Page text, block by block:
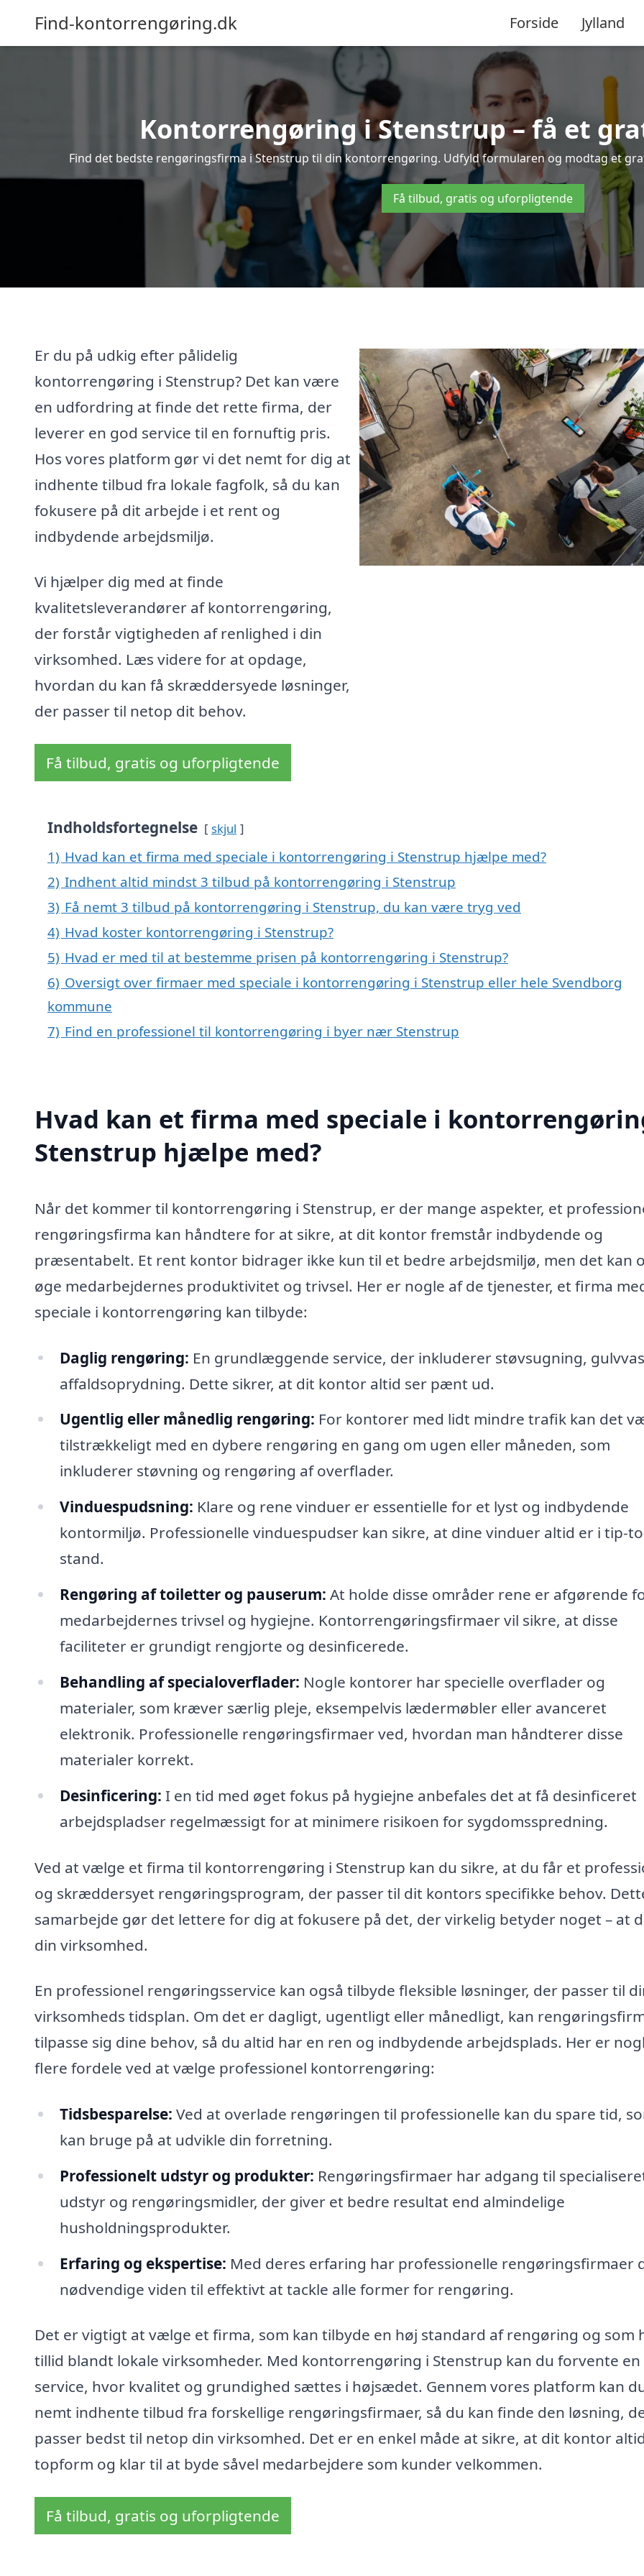
Find-kontorrengøring.dk Forside Jylland
Kontorrengøring i Stenstrup – få et
Find det bedste rengøringsfirma i Stenstrup til din kontorrengøring. Udfyld formularen og modtag et
Få tilbud, gratis og uforpligtende
Er du på udkig efter pålidelig
kontorrengøring i Stenstrup? Det kan være
en udfordring at finde det rette firma, der
leverer en god service til en fornuftig pris.
Hos vores platform gør vi det nemt for dig at
indhente tilbud fra lokale fagfolk, så du kan
fokusere på dit arbejde i et rent og
indbydende arbejdsmiljø.
Vi hjælper dig med at finde
kvalitetsleverandører af kontorrengøring,
der forstår vigtigheden af renlighed i din
virksomhed. Læs videre for at opdage,
hvordan du kan få skræddersyede løsninger,
der passer til netop dit behov.
Få tilbud, gratis og uforpligtende
Indholdsfortegnelse skjul
1) Hvad kan et firma med speciale i kontorrengøring i Stenstrup hjælpe med?
2) Indhent altid mindst 3 tilbud på kontorrengøring i Stenstrup
3) Få nemt 3 tilbud på kontorrengøring i Stenstrup, du kan være tryg ved
4) Hvad koster kontorrengøring i Stenstrup?
5) Hvad er med til at bestemme prisen på kontorrengøring i Stenstrup?
6) Oversigt over firmaer med speciale i kontorrengøring i Stenstrup eller hele Svendborg
kommune
7) Find en professionel til kontorrengøring i byer nær Stenstrup
Hvad kan et firma med speciale i
Stenstrup hjælpe med?
Når det kommer til kontorrengøring i Stenstrup, er der mange aspekter, et
rengøringsfirma kan håndtere for at sikre, at dit kontor fremstår indbydende og
præsentabelt. Et rent kontor bidrager ikke kun til et bedre arbejdsmiljø, men det kan
øge medarbejdernes produktivitet og trivsel. Her er nogle af de tjenester, et firma
speciale i kontorrengøring kan tilbyde:
Daglig rengøring: En grundlæggende service, der inkluderer støvsugning,
affaldsoprydning. Dette sikrer, at dit kontor altid ser pænt ud.
Ugentlig eller månedlig rengøring: For kontorer med lidt mindre trafik kan det
tilstrækkeligt med en dybere rengøring en gang om ugen eller måneden, som
inkluderer støvning og rengøring af overflader.
Vinduespudsning: Klare og rene vinduer er essentielle for et lyst og indbydende
kontormiljø. Professionelle vinduespudser kan sikre, at dine vinduer altid er i tip-
stand.
Rengøring af toiletter og pauserum: At holde disse områder rene er afgørende
medarbejdernes trivsel og hygiejne. Kontorrengøringsfirmaer vil sikre, at disse
faciliteter er grundigt rengjorte og desinficerede.
Behandling af specialoverflader: Nogle kontorer har specielle overflader og
materialer, som kræver særlig pleje, eksempelvis lædermøbler eller avanceret
elektronik. Professionelle rengøringsfirmaer ved, hvordan man håndterer disse
materialer korrekt.
Desinficering: I en tid med øget fokus på hygiejne anbefales det at få desinficeret
arbejdspladser regelmæssigt for at minimere risikoen for sygdomsspredning.
Ved at vælge et firma til kontorrengøring i Stenstrup kan du sikre, at du får et
og skræddersyet rengøringsprogram, der passer til dit kontors specifikke behov.
samarbejde gør det lettere for dig at fokusere på det, der virkelig betyder noget – at
din virksomhed.
En professionel rengøringsservice kan også tilbyde fleksible løsninger, der passer til
virksomheds tidsplan. Om det er dagligt, ugentligt eller månedligt, kan
tilpasse sig dine behov, så du altid har en ren og indbydende arbejdsplads. Her er
flere fordele ved at vælge professionel kontorrengøring:
Tidsbesparelse: Ved at overlade rengøringen til professionelle kan du spare tid,
kan bruge på at udvikle din forretning.
Professionelt udstyr og produkter: Rengøringsfirmaer har adgang til
udstyr og rengøringsmidler, der giver et bedre resultat end almindelige
husholdningsprodukter.
Erfaring og ekspertise: Med deres erfaring har professionelle rengøringsfirmaer
nødvendige viden til effektivt at tackle alle former for rengøring.
Det er vigtigt at vælge et firma, som kan tilbyde en høj standard af rengøring og som
tillid blandt lokale virksomheder. Med kontorrengøring i Stenstrup kan du forvente en
service, hvor kvalitet og grundighed sættes i højsædet. Gennem vores platform kan
nemt indhente tilbud fra forskellige rengøringsfirmaer, så du kan finde den løsning,
passer bedst til netop din virksomhed. Det er en enkel måde at sikre, at dit kontor
topform og klar til at byde såvel medarbejdere som kunder velkommen.
Få tilbud, gratis og uforpligtende